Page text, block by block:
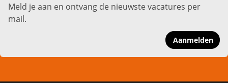
Meld je aan en ontvang de nieuwste vacatures per
mail.
Aanmelden